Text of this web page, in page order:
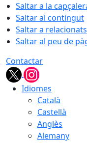
Saltar a la
Saltar al contingut
Saltar a relacionats
Saltar al peu de
Contactar
Idiomes
Català
Castellà
Anglès
Alemany